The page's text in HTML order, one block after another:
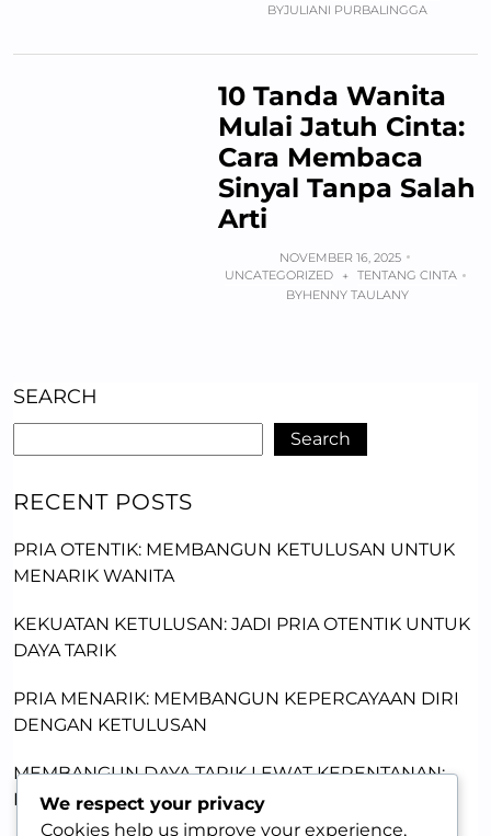
BYJULIANI PURBALINGGA
10 Tanda Wanita
Mulai Jatuh Cinta:
Cara Membaca
Sinyal Tanpa Salah
Arti
NOVEMBER 16, 2025
UNCATEGORIZED
+ TENTANG CINTA
BYHENNY TAULANY
SEARCH
Search
RECENT POSTS
PRIA OTENTIK: MEMBANGUN KETULUSAN UNTUK
MENARIK WANITA
KEKUATAN KETULUSAN: JADI PRIA OTENTIK UNTUK
DAYA TARIK
PRIA MENARIK: MEMBANGUN KEPERCAYAAN DIRI
DENGAN KETULUSAN
MEMBANGUN DAYA TARIK LEWAT KERENTANAN:
KUNCI MEMIKAT WANITA
We respect your privacy
Cookies help us improve your experience,